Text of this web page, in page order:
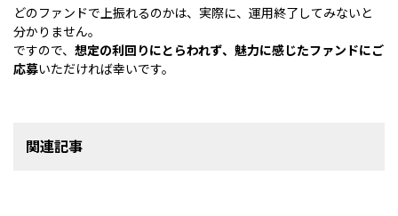
どのファンドで上振れるのかは、実際に、運用終了してみないと
分かりません。
ですので、 想定の利回りにとらわれず、魅力に感じたファンドにご
応募いただければ幸いです。
関連記事